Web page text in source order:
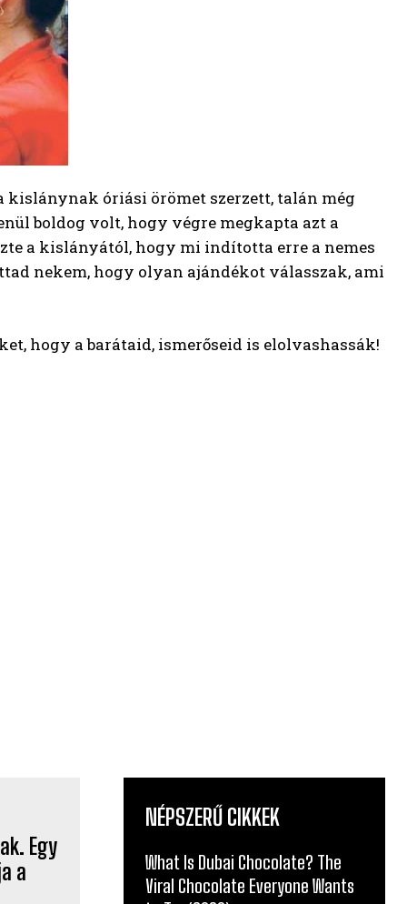
kislánynak óriási örömet szerzett, talán még
boldog volt, hogy végre megkapta azt a
a kislányától, hogy mi indította erre a nemes
nekem, hogy olyan ajándékot válasszak, ami
hogy a barátaid, ismerőseid is elolvashassák!
NÉPSZERŰ CIKKEK
What Is Dubai Chocolate? The
Viral Chocolate Everyone Wants